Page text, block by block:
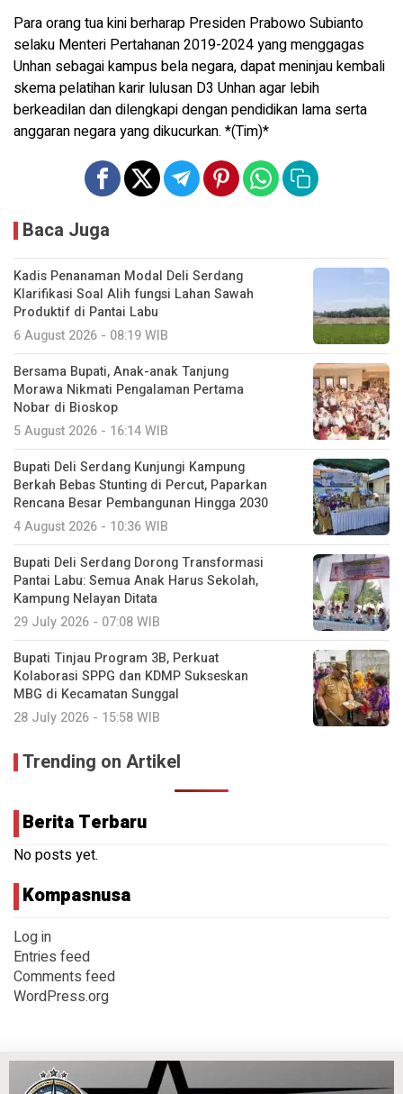
Para orang tua kini berharap Presiden Prabowo Subianto
selaku Menteri Pertahanan 2019-2024 yang menggagas
Unhan sebagai kampus bela negara, dapat meninjau kembali
skema pelatihan karir lulusan D3 Unhan agar lebih
berkeadilan dan dilengkapi dengan pendidikan lama serta
anggaran negara yang dikucurkan. *(Tim)*
Baca Juga
Kadis Penanaman Modal Deli Serdang
Klarifikasi Soal Alih fungsi Lahan Sawah
Produktif di Pantai Labu
6 August 2026 - 08:19 WIB
Bersama Bupati, Anak-anak Tanjung
Morawa Nikmati Pengalaman Pertama
Nobar di Bioskop
5 August 2026 - 16:14 WIB
Bupati Deli Serdang Kunjungi Kampung
Berkah Bebas Stunting di Percut, Paparkan
Rencana Besar Pembangunan Hingga 2030
4 August 2026 - 10:36 WIB
Bupati Deli Serdang Dorong Transformasi
Pantai Labu: Semua Anak Harus Sekolah,
Kampung Nelayan Ditata
29 July 2026 - 07:08 WIB
Bupati Tinjau Program 3B, Perkuat
Kolaborasi SPPG dan KDMP Sukseskan
MBG di Kecamatan Sunggal
28 July 2026 - 15:58 WIB
Trending on Artikel
Berita Terbaru
No posts yet.
Kompasnusa
Log in
Entries feed
Comments feed
WordPress.org